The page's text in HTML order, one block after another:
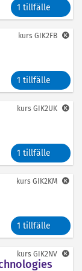
1 tillfälle
1 tillfälle
kurs GIK2FB
1 tillfälle
kurs GIK2UK
1 tillfälle
kurs GIK2KM
kurs GIK2NV